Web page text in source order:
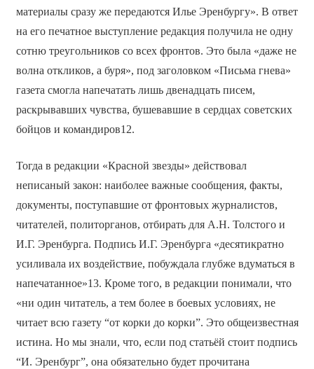
материалы сразу же передаются Илье Эренбургу». В ответ
на его печатное выступление редакция получила не одну
сотню треугольников со всех фронтов. Это была «даже не
волна откликов, а буря», под заголовком «Письма гнева»
газета смогла напечатать лишь двенадцать писем,
раскрывавших чувства, бушевавшие в сердцах советских
бойцов и командиров12.
Тогда в редакции «Красной звезды» действовал
неписаный закон: наиболее важные сообщения, факты,
документы, поступавшие от фронтовых журналистов,
читателей, политорганов, отбирать для А.Н. Толстого и
И.Г. Эренбурга. Подпись И.Г. Эренбурга «десятикратно
усиливала их воздействие, побуждала глубже вдуматься в
напечатанное»13. Кроме того, в редакции понимали, что
«ни один читатель, а тем более в боевых условиях, не
читает всю газету “от корки до корки”. Это общеизвестная
истина. Но мы знали, что, если под статьёй стоит подпись
“И. Эренбург”, она обязательно будет прочитана